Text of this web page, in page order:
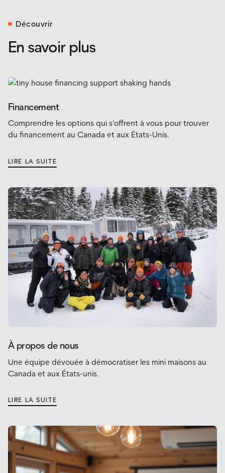
Découvrir
En savoir plus
Financement
Comprendre les options qui s'offrent à vous pour trouver
du financement au Canada et aux États-Unis.
LIRE LA SUITE
À propos de nous
Une équipe dévouée à démocratiser les mini maisons au
Canada et aux États-unis.
LIRE LA SUITE